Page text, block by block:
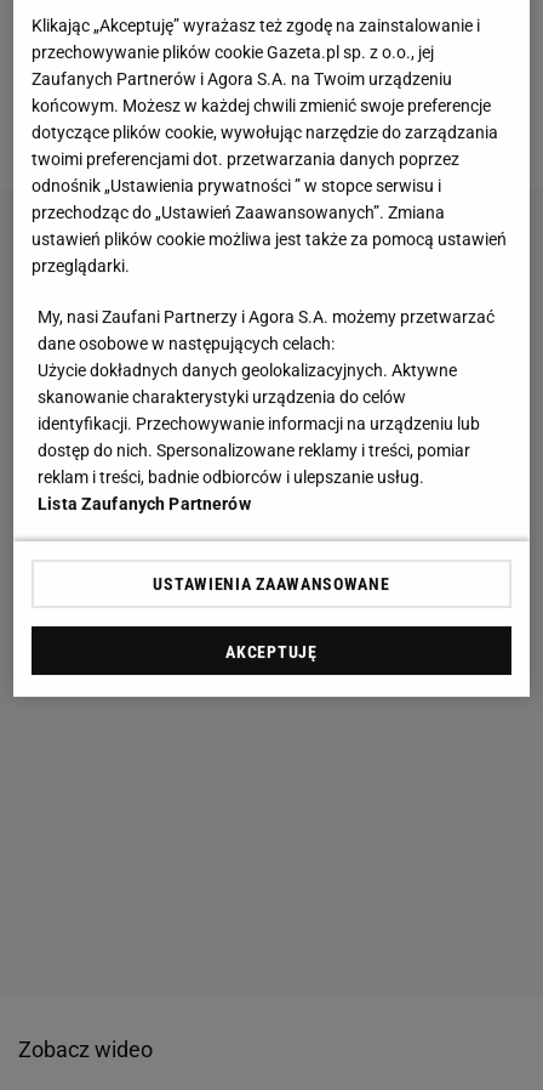
spraw sportowych został Zvonimir Boban, który był
piłkarzemMilanu w latach 1992-2001. W tym czasie
zagrał w 251 meczach, strzelił 30 goli i wywalczył 9
trofeów.
Zobacz wideo
Klikając „Akceptuję” wyrażasz też zgodę na zainstalowanie i
przechowywanie plików cookie Gazeta.pl sp. z o.o., jej
Zaufanych Partnerów i Agora S.A. na Twoim urządzeniu
końcowym. Możesz w każdej chwili zmienić swoje preferencje
dotyczące plików cookie, wywołując narzędzie do zarządzania
twoimi preferencjami dot. przetwarzania danych poprzez
odnośnik „Ustawienia prywatności ” w stopce serwisu i
przechodząc do „Ustawień Zaawansowanych”. Zmiana
ustawień plików cookie możliwa jest także za pomocą ustawień
przeglądarki.
My, nasi Zaufani Partnerzy i Agora S.A. możemy przetwarzać
dane osobowe w następujących celach:
Użycie dokładnych danych geolokalizacyjnych. Aktywne
skanowanie charakterystyki urządzenia do celów
identyfikacji. Przechowywanie informacji na urządzeniu lub
dostęp do nich. Spersonalizowane reklamy i treści, pomiar
reklam i treści, badnie odbiorców i ulepszanie usług.
Lista Zaufanych Partnerów
USTAWIENIA ZAAWANSOWANE
AKCEPTUJĘ